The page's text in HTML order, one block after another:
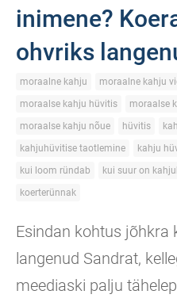
inimene?
ohvriks
moraalne kahju
moraalne kahju
moraalse kahju hüvitis
moraalse
moraalse kahju nõue
hüvitis
kahjuhüvitise taotlemine
kahju
kui loom ründab
kui suur on
koerterünnak
Esindan kohtus jõhkra
langenud Sandrat,
meediaski palju